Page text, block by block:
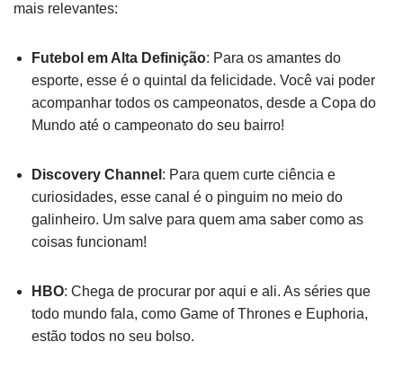
mais relevantes:
Futebol em Alta Definição: Para os amantes do
esporte, esse é o quintal da felicidade. Você vai poder
acompanhar todos os campeonatos, desde a Copa do
Mundo até o campeonato do seu bairro!
Discovery Channel : Para quem curte ciência e
curiosidades, esse canal é o pinguim no meio do
galinheiro. Um salve para quem ama saber como as
coisas funcionam!
HBO: Chega de procurar por aqui e ali. As séries que
todo mundo fala, como Game of Thrones e Euphoria,
estão todos no seu bolso.